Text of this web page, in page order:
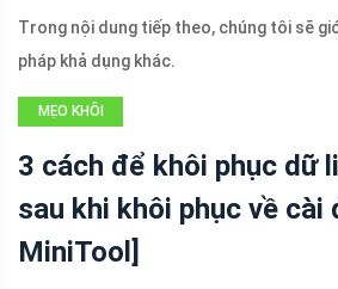
Trong nội dung tiếp theo, chúng tôi sẽ
pháp khả dụng khác.
MẸO KHÔI
3 cách để khôi phục dữ
sau khi khôi phục về
MiniTool]